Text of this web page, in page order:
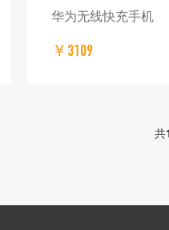
华为无线快充手机
￥3109
共